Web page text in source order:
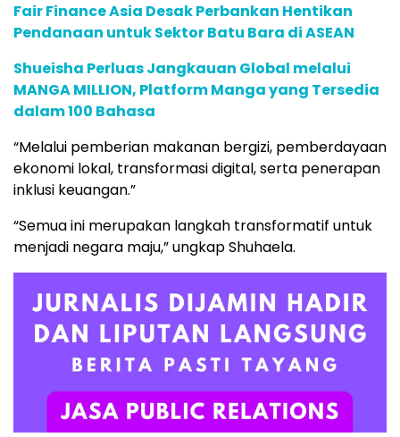
Fair Finance Asia Desak Perbankan Hentikan
Pendanaan untuk Sektor Batu Bara di ASEAN
Shueisha Perluas Jangkauan Global melalui
MANGA MILLION, Platform Manga yang Tersedia
dalam 100 Bahasa
“Melalui pemberian makanan bergizi, pemberdayaan
ekonomi lokal, transformasi digital, serta penerapan
inklusi keuangan.”
“Semua ini merupakan langkah transformatif untuk
menjadi negara maju,” ungkap Shuhaela.